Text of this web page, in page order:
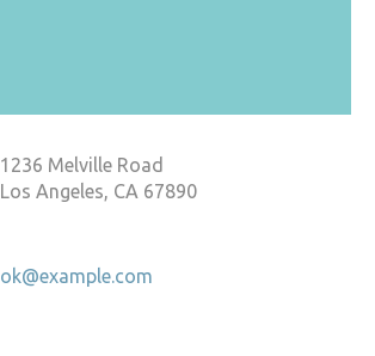
1236 Melville Road
Los Angeles, CA 67890
ok@example.com